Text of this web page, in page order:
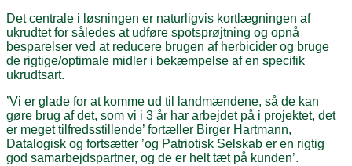
Det centrale i løsningen er naturligvis kortlægningen af
ukrudtet for således at udføre spotsprøjtning og opnå
besparelser ved at reducere brugen af herbicider og bruge
de rigtige/optimale midler i bekæmpelse af en specifik
ukrudtsart.
’Vi er glade for at komme ud til landmændene, så de kan
gøre brug af det, som vi i 3 år har arbejdet på i projektet, det
er meget tilfredsstillende’ fortæller Birger Hartmann,
Datalogisk og fortsætter ’og Patriotisk Selskab er en rigtig
god samarbejdspartner, og de er helt tæt på kunden’.